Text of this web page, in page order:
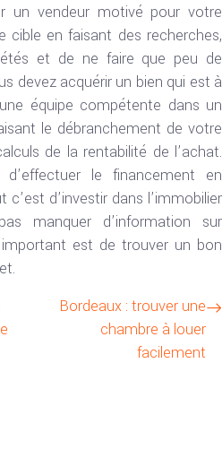
un vendeur motivé pour votre
cible en faisant des recherches,
et de ne faire que peu de
devez acquérir un bien qui est à
équipe compétente dans un
le débranchement de votre
de la rentabilité de l’achat.
le financement en
d’investir dans l’immobilier
manquer d’information sur
est de trouver un bon
Bordeaux : trouver une
chambre à louer
facilement